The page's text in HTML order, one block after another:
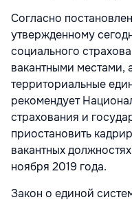
Согласно
утвержденному
социального
вакантными местами,
территориальные
рекомендует
страхования и
приостановить
вакантных
ноября 2019 года.
Закон о единой